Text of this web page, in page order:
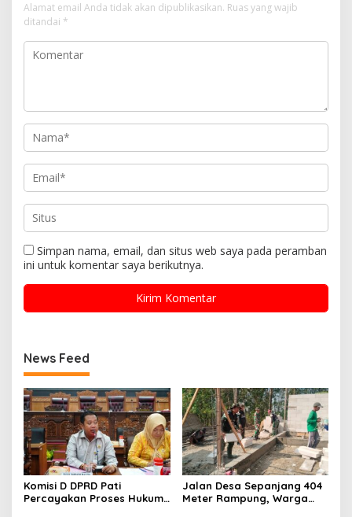
Alamat email Anda tidak akan dipublikasikan. Ruas yang wajib
ditandai *
Simpan nama, email, dan situs web saya pada peramban
ini untuk komentar saya berikutnya.
News Feed
Komisi D DPRD Pati
Percayakan Proses Hukum
Jalan Desa Sepanjang 404
Meter Rampung, Warga